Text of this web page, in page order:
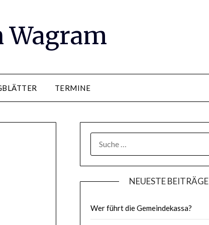
TERMINE
NACH:
NEUESTE BEITRÄGE
Wer führt die Gemeindekassa?